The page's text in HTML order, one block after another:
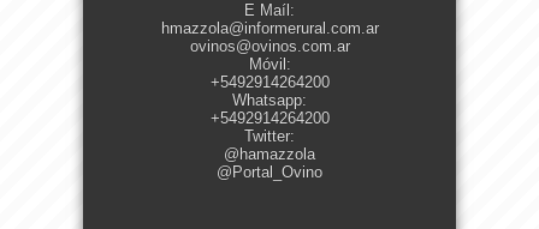
E Maíl:
hmazzola@informerural.com.ar
ovinos@ovinos.com.ar
Móvil:
+5492914264200
Whatsapp:
+5492914264200
Twitter:
@hamazzola
@Portal_Ovino